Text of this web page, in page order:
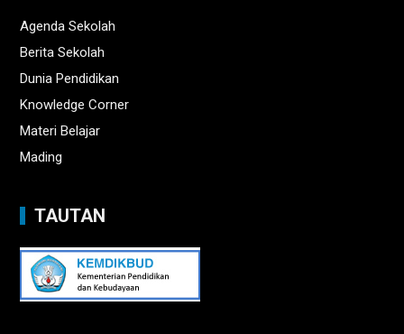
Agenda Sekolah
Berita Sekolah
Dunia Pendidikan
Knowledge Corner
Materi Belajar
Mading
TAUTAN